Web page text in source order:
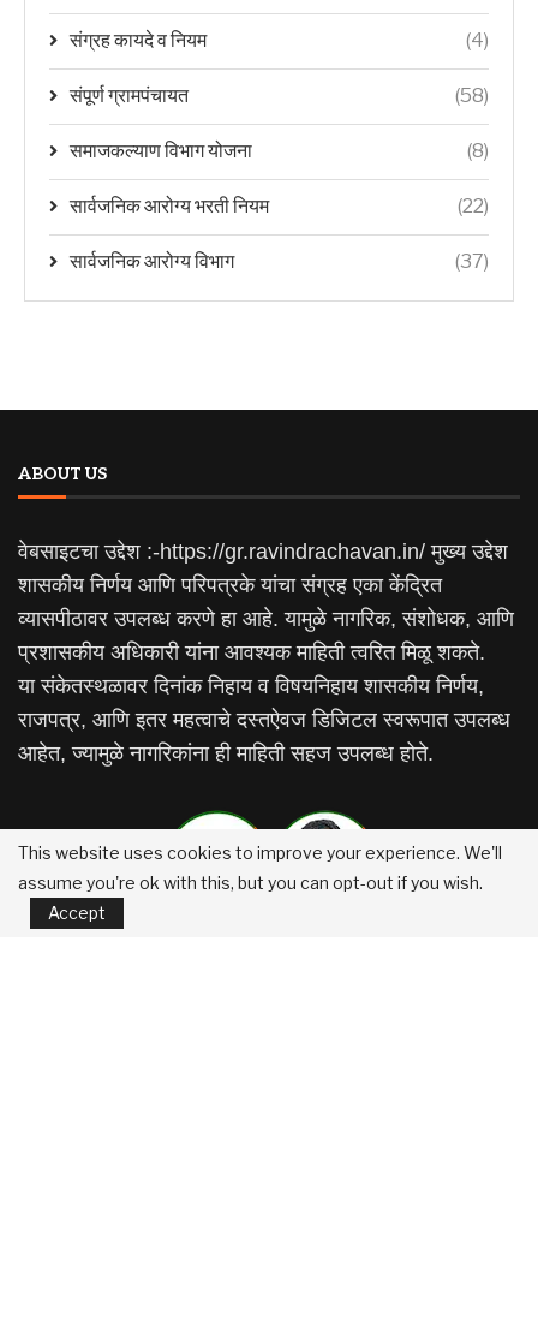
संग्रह कायदे व नियम (4)
संपूर्ण ग्रामपंचायत (58)
समाजकल्याण विभाग योजना (8)
सार्वजनिक आरोग्य भरती नियम (22)
सार्वजनिक आरोग्य विभाग (37)
ABOUT US
वेबसाइटचा उद्देश :-https://gr.ravindrachavan.in/ मुख्य उद्देश
शासकीय निर्णय आणि परिपत्रके यांचा संग्रह एका केंद्रित
व्यासपीठावर उपलब्ध करणे हा आहे. यामुळे नागरिक, संशोधक, आणि
प्रशासकीय अधिकारी यांना आवश्यक माहिती त्वरित मिळू शकते.
या संकेतस्थळावर दिनांक निहाय व विषयनिहाय शासकीय निर्णय,
राजपत्र, आणि इतर महत्वाचे दस्तऐवज डिजिटल स्वरूपात उपलब्ध
आहेत, ज्यामुळे नागरिकांना ही माहिती सहज उपलब्ध होते.
This website uses cookies to improve your experience. We'll
assume you're ok with this, but you can opt-out if you wish.
Accept